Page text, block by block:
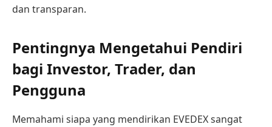
dan transparan.
Pentingnya Mengetahui Pendiri
bagi Investor, Trader, dan
Pengguna
Memahami siapa yang mendirikan EVEDEX sangat